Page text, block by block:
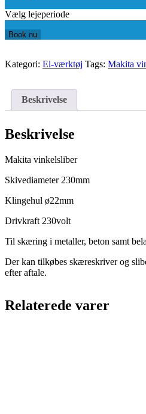
Vælg lejeperiode
Book nu
Kategori: El-værktøj Tags: Makita
Beskrivelse
Beskrivelse
Makita vinkelsliber
Skivediameter 230mm
Klingehul ø22mm
Drivkraft 230volt
Til skæring i metaller, beton samt
Der kan tilkøbes skæreskriver og
efter aftale.
Relaterede varer